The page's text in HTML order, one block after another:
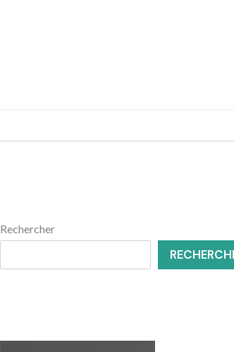
Rechercher